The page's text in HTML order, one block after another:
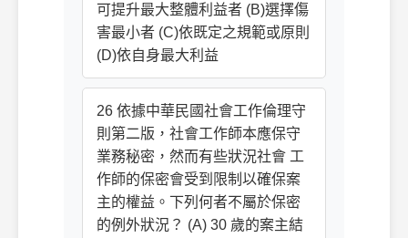
可提升最大整體利益者 (B)選擇傷
害最小者 (C)依既定之規範或原則
(D)依自身最大利益
26 依據中華民國社會工作倫理守
則第二版，社會工作師本應保守
業務秘密，然而有些狀況社會 工
作師的保密會受到限制以確保案
主的權益。下列何者不屬於保密
的例外狀況？ (A) 30 歲的案主結